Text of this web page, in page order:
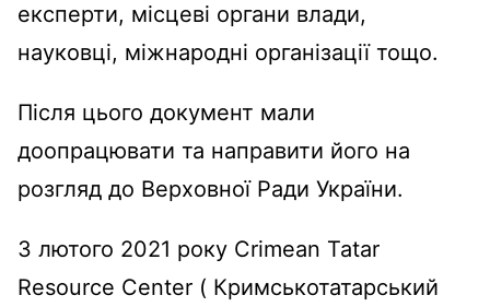
експерти, місцеві органи влади,
науковці, міжнародні організації тощо.
Після цього документ мали
доопрацювати та направити його на
розгляд до Верховної Ради України.
3 лютого 2021 року Crimean Tatar
Resource Center ( Кримськотатарський